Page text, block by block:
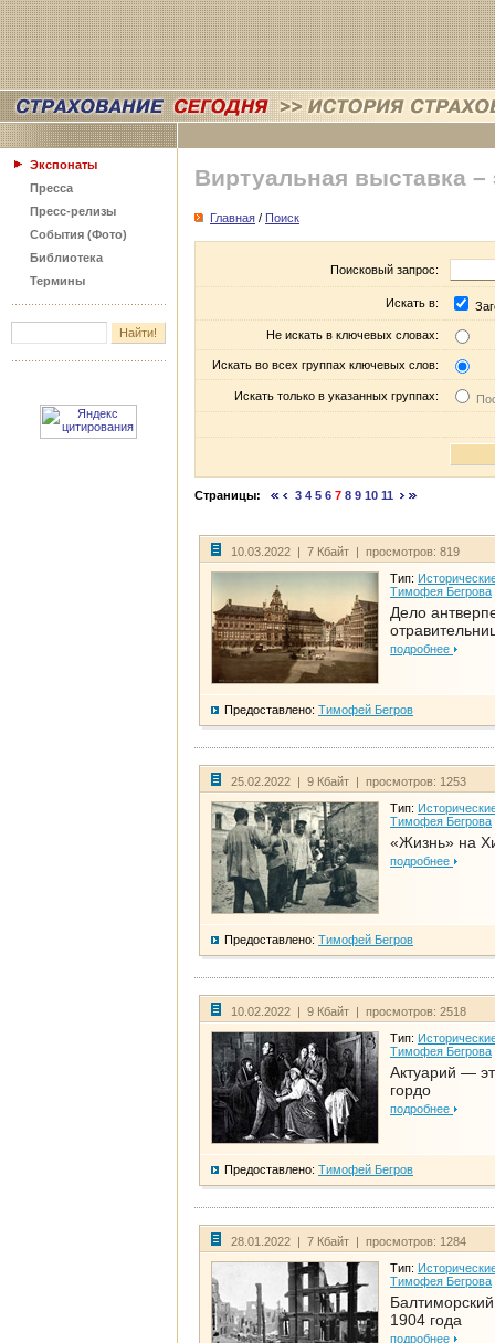
Экспонаты
Пресса
Пресс-релизы
События (Фото)
Библиотека
Термины
Виртуальная выставка –
Главная / Поиск
Поисковый запрос:
Искать в:
Не искать в ключевых словах:
Искать во всех группах ключевых слов:
Искать только в указанных группах:
Страницы: 3 4 5 6 7 8 9 10 11
10.03.2022 | 7 Кбайт | просмотров: 819
Тип:
Тимофея Бегрова
Дело
подробнее
Предоставлено: Тимофей Бегров
25.02.2022 | 9 Кбайт | просмотров: 1253
Тип:
Тимофея Бегрова
«Жизнь» на
подробнее
Предоставлено: Тимофей Бегров
10.02.2022 | 9 Кбайт | просмотров: 2518
Тип:
Тимофея Бегрова
Актуарий —
гордо
подробнее
Предоставлено: Тимофей Бегров
28.01.2022 | 7 Кбайт | просмотров: 1284
Тип:
Тимофея Бегрова
1904 года
подробнее